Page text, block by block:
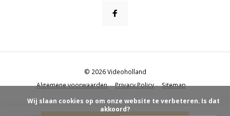
Algemene voorwaarden Privacy Policy Sitemap
© 2026 Videoholland
akkoord?